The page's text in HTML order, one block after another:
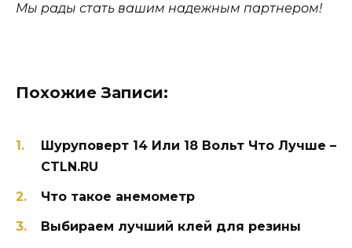
Мы рады стать вашим надежным партнером!
Похожие Записи:
Шуруповерт 14 Или 18 Вольт Что Лучше –
CTLN.RU
Что такое анемометр
Выбираем лучший клей для резины